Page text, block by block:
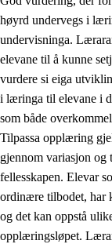
høyrd undervegs i
undervisninga.
elevane til å kunne
vurdere si eiga
i læringa til elevane i
som både
Tilpassa opplæring
gjennom variasjon og
fellesskapen. Elevar
ordinære tilbodet, har
og det kan oppstå
opplæringsløpet.